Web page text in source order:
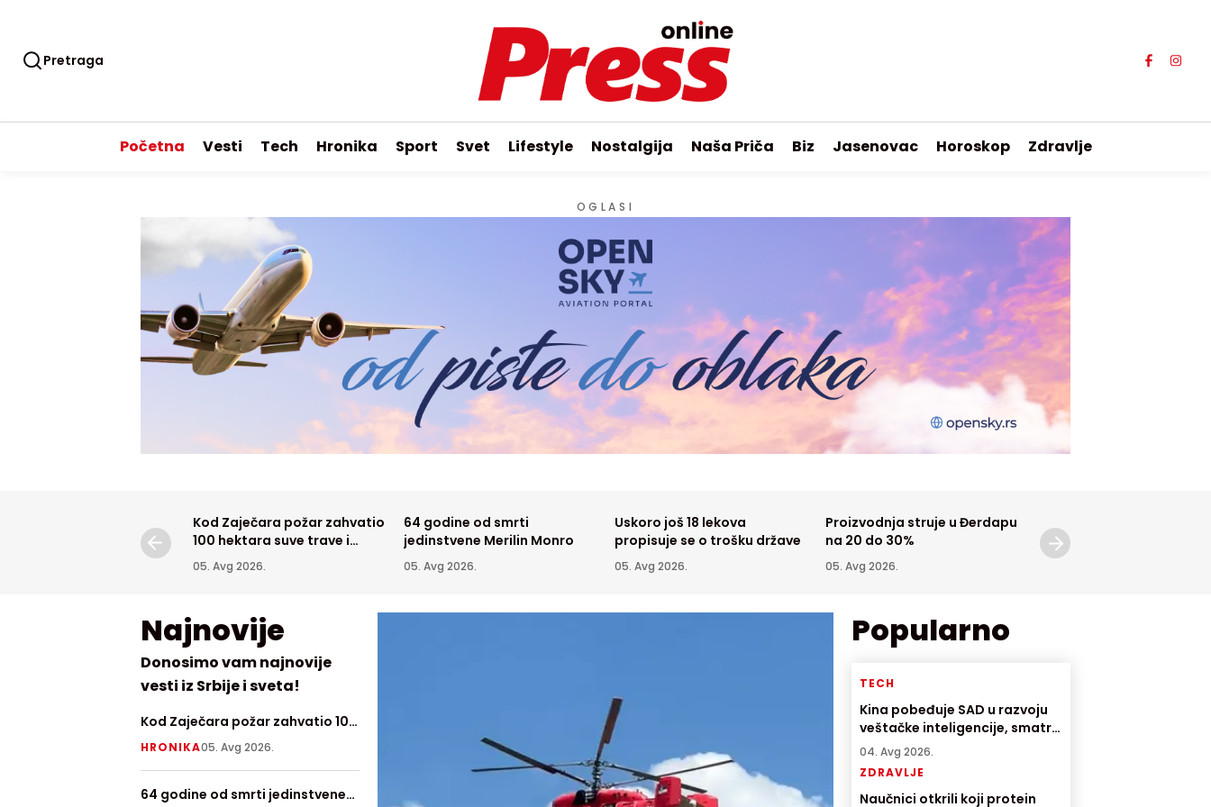
Pretraga
Početna Vesti Tech Hronika Sport Svet Lifestyle Nostalgija Naša Priča Biz Jasenovac Horoskop Zdravlje
OGLASI
Kod Zaječara požar zahvatio
100 hektara suve trave i
niskog rastinja, angažovan
"Kamov"
05. Avg 2026.
64 godine od smrti
jedinstvene Merilin Monro
05. Avg 2026.
Uskoro još 18 lekova
propisuje se o trošku države
05. Avg 2026.
Proizvodnja struje u Đerdapu
na 20 do 30%
05. Avg 2026.
Karlovcima od 7. do 9.
avgusta
Najnovije
Donosimo vam najnovije
vesti iz Srbije i sveta!
Kod Zaječara požar zahvatio 100
hektara suve trave i niskog
rastinja, angažovan "Kamov"
HRONIKA05. Avg 2026.
64 godine od smrti jedinstvene
minimalan poraz od Hapoela
Zbog suše isplivale olupine
nacističkih brodova
VESTI
Sladoled sa soja sosom i
Popularno
TECH
Kina pobeđuje SAD u razvoju
veštačke inteligencije, smatra
direktor američke AI
kompanije
04. Avg 2026.
ZDRAVLJE
Naučnici otkrili koji protein